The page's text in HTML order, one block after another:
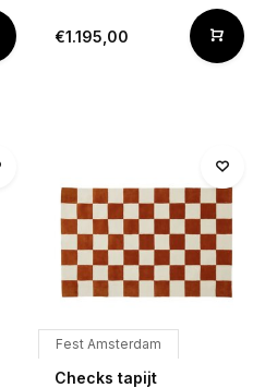
€1.195,00
Fest Amsterdam
Checks tapijt